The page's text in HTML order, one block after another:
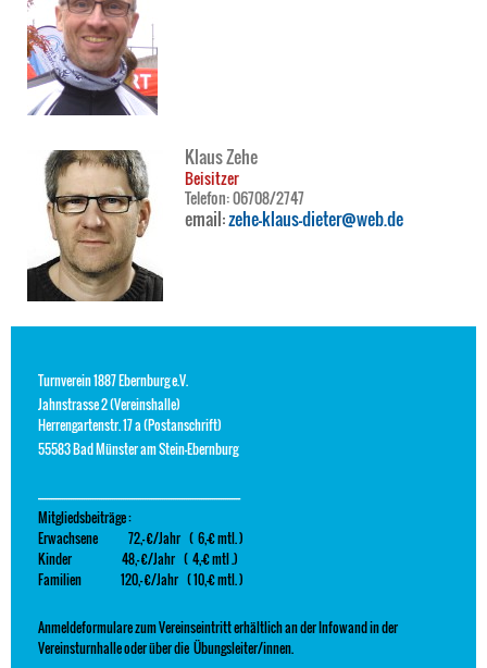
Klaus Zehe
Beisitzer
Telefon: 06708/2747
email:zehe-klaus-dieter@web.de
Turnverein 1887 Ebernburg e.V.
Jahnstrasse 2 (Vereinshalle)
Herrengartenstr. 17 a (Postanschrift)
55583 Bad Münster am Stein-Ebernburg
---------------------------------------------------------------------------------------------
Mitgliedsbeiträge :
Erwachsene 72,- €/Jahr ( 6,-€ mtl. )
Kinder 48,- €/Jahr ( 4,-€ mtl .)
Familien 120,- €/Jahr ( 10,-€ mtl. )
Anmeldeformulare zum Vereinseintritt erhältlich an der Infowand in der
Vereinsturnhalle oder über die Übungsleiter/innen.